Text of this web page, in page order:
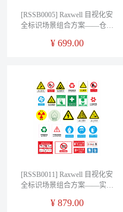
[RSSB0005] Raxwell 目视化安
全标识场景组合方案——仓库
¥ 699.00
[RSSB0011] Raxwell 目视化安
全标识场景组合方案——实验
¥ 879.00